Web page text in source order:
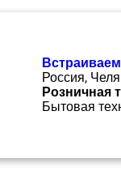
Россия,
Розничная
Бытовая